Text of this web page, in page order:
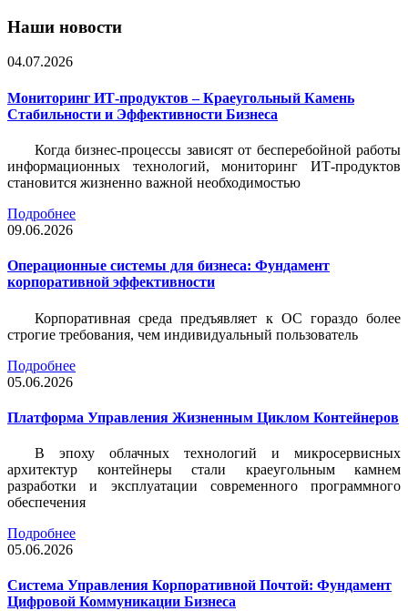
Наши новости
04.07.2026
Мониторинг ИТ-продуктов – Краеугольный Камень
Стабильности и Эффективности Бизнеса
Когда бизнес-процессы зависят от бесперебойной работы
информационных технологий, мониторинг ИТ-продуктов
становится жизненно важной необходимостью
Подробнее
09.06.2026
Операционные системы для бизнеса: Фундамент
корпоративной эффективности
Корпоративная среда предъявляет к ОС гораздо более
строгие требования, чем индивидуальный пользователь
Подробнее
05.06.2026
Платформа Управления Жизненным Циклом Контейнеров
В эпоху облачных технологий и микросервисных
архитектур контейнеры стали краеугольным камнем
разработки и эксплуатации современного программного
обеспечения
Подробнее
05.06.2026
Система Управления Корпоративной Почтой: Фундамент
Цифровой Коммуникации Бизнеса